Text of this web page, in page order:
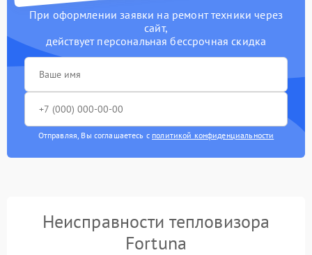
При оформлении заявки на ремонт техники через
сайт,
действует персональная бессрочная скидка
Отправляя, Вы соглашаетесь с политикой конфиденциальности
Неисправности тепловизора
Fortuna